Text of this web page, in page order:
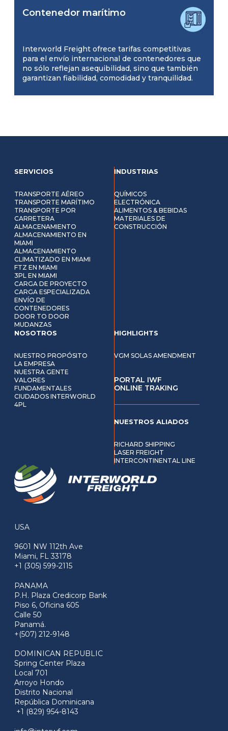
Contenedor marítimo
Interworld Freight ofrece tarifas competitivas
para el envío internacional de contenedores que
no sólo reflejan asequibilidad, sino que también
garantizan fiabilidad, comodidad y tranquilidad.
SERVICIOS
TRANSPORTE AÉREO
TRANSPORTE MARÍTIMO
TRANSPORTE POR
CARRETERA
ALMACENAMIENTO
ALMACENAMIENTO EN
MIAMI
ALMACENAMIENTO
CLIMATIZADO EN MIAMI
FTZ EN MIAMI
3PL EN MIAMI
CARGA DE PROYECTO
CARGA ESPECIALIZADA
ENVÍO DE
CONTENEDORES
DOOR TO DOOR
MUDANZAS
INDUSTRIAS
QUÍMICOS
ELECTRÓNICA
ALIMENTOS & BEBIDAS
MATERIALES DE
CONSTRUCCIÓN
NOSOTROS
NUESTRO PROPÓSITO
LA EMPRESA
NUESTRA GENTE
VALORES
FUNDAMENTALES
CIUDADOS INTERWORLD
4PL
HIGHLIGHTS
VGM SOLAS AMENDMENT
PORTAL IWF
ONLINE TRAKING
NUESTROS ALIADOS
RICHARD SHIPPING
LASER FREIGHT
INTERCONTINENTAL LINE
USA
9601 NW 112th Ave
Miami, FL 33178
+1 (305) 599-2115
PANAMA
P.H. Plaza Credicorp Bank
Piso 6, Oficina 605
Calle 50
Panamá.
+(507) 212-9148
DOMINICAN REPUBLIC
Spring Center Plaza
Local 701
Arroyo Hondo
Distrito Nacional
República Dominicana
+1 (829) 954-8143